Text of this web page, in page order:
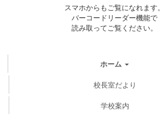
スマホからもご覧になれます。
バーコードリーダー機能で
読み取ってご覧ください。
ホーム
校長室だより
学校案内